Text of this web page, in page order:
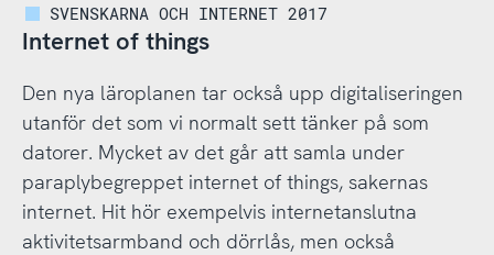
SVENSKARNA OCH INTERNET 2017
Internet of things
Den nya läroplanen tar också upp digitaliseringen
utanför det som vi normalt sett tänker på som
datorer. Mycket av det går att samla under
paraplybegreppet internet of things, sakernas
internet. Hit hör exempelvis internetanslutna
aktivitetsarmband och dörrlås, men också